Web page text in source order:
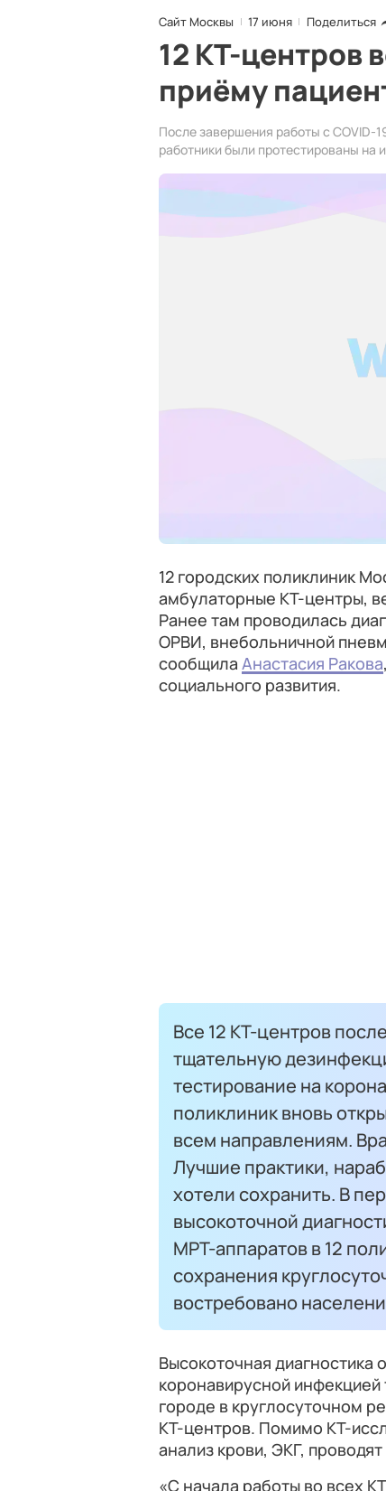
Сайт Москвы 17 июня Поделиться
12 КТ-центров
приёму
После завершения работы с
работники были протестированы на
12 городских поликлиник
амбулаторные КТ-центры,
Ранее там проводилась
ОРВИ, внебольничной
сообщила Анастасия Ракова
социального развития.
Все 12 КТ-центров
тщательную
тестирование на
поликлиник вновь
всем направлениям.
Лучшие практики,
хотели сохранить. В
высокоточной
МРТ-аппаратов в 12
сохранения
востребовано
Высокоточная диагностика
коронавирусной инфекцией
городе в круглосуточном
КТ-центров. Помимо КТ-
анализ крови, ЭКГ, проводят
«С начала работы во всех